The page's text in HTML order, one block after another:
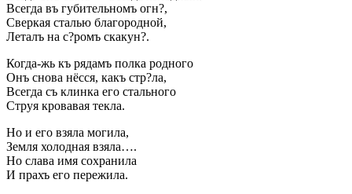
Всегда въ губительномъ огн?,
Сверкая сталью благородной,
Леталъ на с?ромъ скакун?.
Когда-жь къ рядамъ полка родного
Онъ снова нёсся, какъ стр?ла,
Всегда съ клинка его стального
Струя кровавая текла.
Но и его взяла могила,
Земля холодная взяла….
Но слава имя сохранила
И прахъ его пережила.